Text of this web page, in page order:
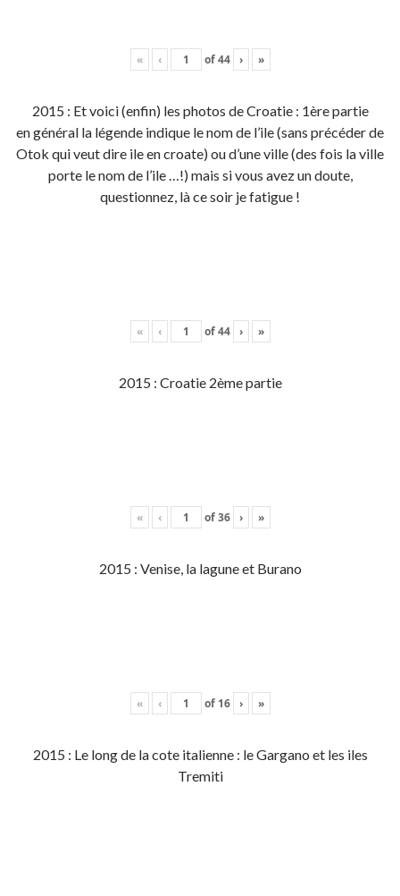
« ‹ of44 › »
2015 : Et voici (enfin) les photos de Croatie : 1ère partie
en général la légende indique le nom de l’ile (sans précéder de
Otok qui veut dire ile en croate) ou d’une ville (des fois la ville
porte le nom de l’ile …!) mais si vous avez un doute,
questionnez, là ce soir je fatigue !
« ‹ of44 › »
2015 : Croatie 2ème partie
« ‹ of36 › »
2015 : Venise, la lagune et Burano
« ‹ of 16 › »
2015 : Le long de la cote italienne : le Gargano et les iles
Tremiti